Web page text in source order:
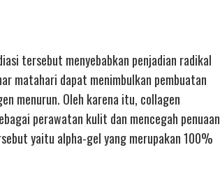
tersebut menyebabkan penjadian radikal
matahari dapat menimbulkan pembuatan
menurun. Oleh karena itu, collagen
perawatan kulit dan mencegah penuaan
yaitu alpha-gel yang merupakan 100%